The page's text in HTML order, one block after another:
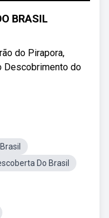
BRASIL
do Pirapora,
Descobrimento do
Do Brasil